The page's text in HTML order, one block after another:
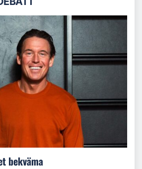
bekväma